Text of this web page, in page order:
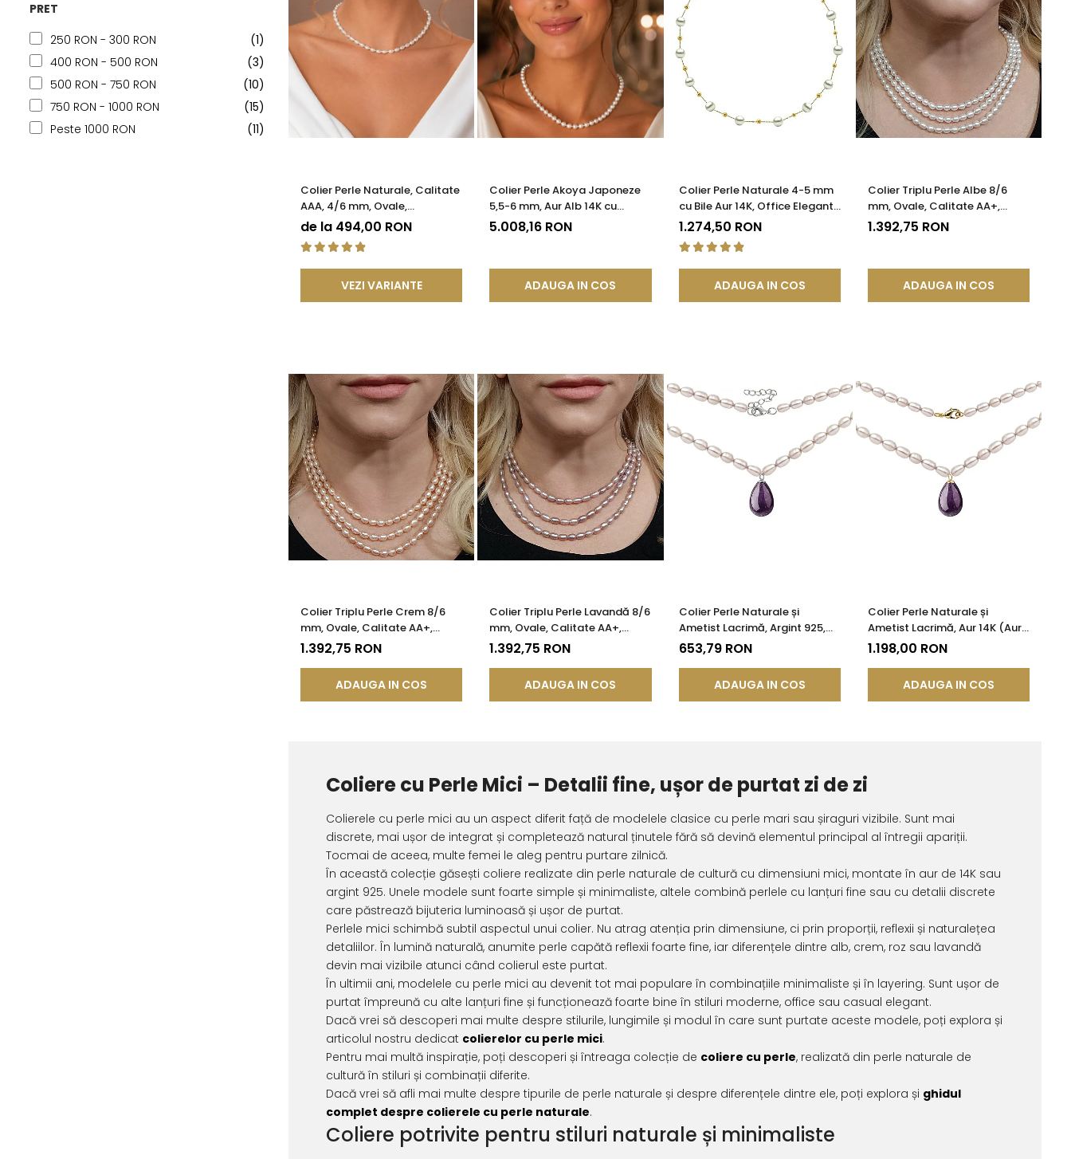
PRET
250 RON - 300 RON
(1)
400 RON - 500 RON
(3)
500 RON - 750 RON
(10)
750 RON - 1000 RON
(15)
Peste 1000 RON
(11)
Colier Perle Naturale, Calitate
AAA, 4/6 mm, Ovale,
Închizătoare Argint 925 |
KASKADDA®
de la 494,00 RON
VEZI VARIANTE
Colier Perle Akoya Japoneze
5,5-6 mm, Aur Alb 14K cu
Închizătoare Filigranată |
KASKADDA®
5.008,16 RON
ADAUGA IN COS
Colier Perle Naturale 4-5 mm
cu Bile Aur 14K, Office Elegant |
KASKADDA®
1.274,50 RON
ADAUGA IN COS
Colier Triplu Perle Albe 8/6
mm, Ovale, Calitate AA+,
Închizătoare Argint |
KASKADDA®
1.392,75 RON
ADAUGA IN COS
Colier Triplu Perle Crem 8/6
mm, Ovale, Calitate AA+,
Închizătoare Argint |
1.392,75 RON
ADAUGA IN COS
Colier Triplu Perle Lavandă 8/6
mm, Ovale, Calitate AA+,
Argint 925 | KASKADDA®
1.392,75 RON
ADAUGA IN COS
Colier Perle Naturale și
Ametist Lacrimă, Argint 925,
Model Princess | KASKADDA®
653,79 RON
ADAUGA IN COS
Colier Perle Naturale și
Ametist Lacrimă, Aur 14K (Aur
585), Model Princess |
1.198,00 RON
ADAUGA IN COS
Coliere cu Perle Mici – Detalii fine, ușor de purtat zi de zi
Colierele cu perle mici au un aspect diferit față de modelele clasice cu perle mari sau șiraguri vizibile. Sunt mai
discrete, mai ușor de integrat și completează natural ținutele fără să devină elementul principal al întregii apariții.
Tocmai de aceea, multe femei le aleg pentru purtare zilnică.
În această colecție găsești coliere realizate din perle naturale de cultură cu dimensiuni mici, montate în aur de 14K sau
argint 925. Unele modele sunt foarte simple și minimaliste, altele combină perlele cu lanțuri fine sau cu detalii discrete
care păstrează bijuteria luminoasă și ușor de purtat.
Perlele mici schimbă subtil aspectul unui colier. Nu atrag atenția prin dimensiune, ci prin proporții, reflexii și naturalețea
detaliilor. În lumină naturală, anumite perle capătă reflexii foarte fine, iar diferențele dintre alb, crem, roz sau lavandă
devin mai vizibile atunci când colierul este purtat.
În ultimii ani, modelele cu perle mici au devenit tot mai populare în combinațiile minimaliste și în layering. Sunt ușor de
purtat împreună cu alte lanțuri fine și funcționează foarte bine în stiluri moderne, office sau casual elegant.
Dacă vrei să descoperi mai multe despre stilurile, lungimile și modul în care sunt purtate aceste modele, poți explora și
articolul nostru dedicat colierelor cu perle mici.
Pentru mai multă inspirație, poți descoperi și întreaga colecție de coliere cu perle, realizată din perle naturale de
cultură în stiluri și combinații diferite.
Dacă vrei să afli mai multe despre tipurile de perle naturale și despre diferențele dintre ele, poți explora și ghidul
complet despre colierele cu perle naturale.
Coliere potrivite pentru stiluri naturale și minimaliste